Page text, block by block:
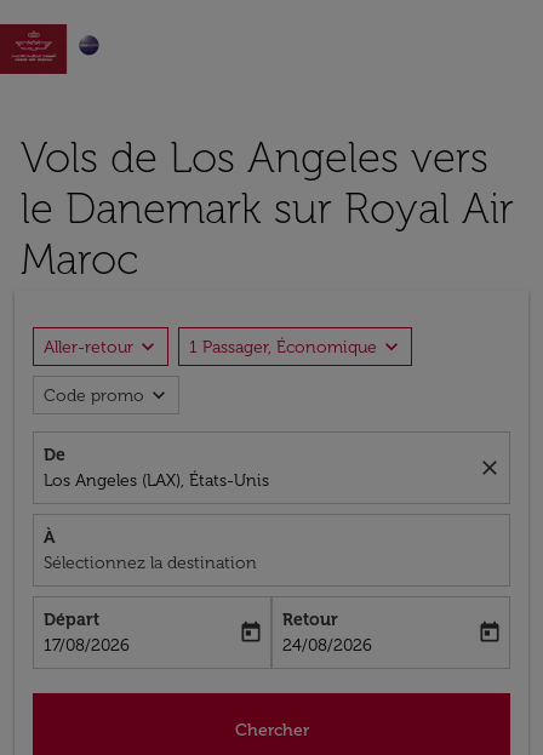

Vols de Los Angeles vers
le Danemark sur Royal Air
Maroc
Aller-retour expand_more 1 Passager, Économique expand_more
Code promo expand_more
De
Los Angeles (LAX), États-Unis
close
À
Sélectionnez la destination
Départ
fc-booking-departure-date-aria-label
17/08/2026
today
Retour
fc-booking-return-date-aria-label
24/08/2026
today
Chercher